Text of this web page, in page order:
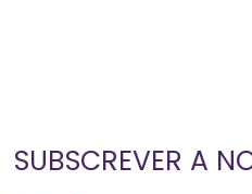
SUBSCREVER A